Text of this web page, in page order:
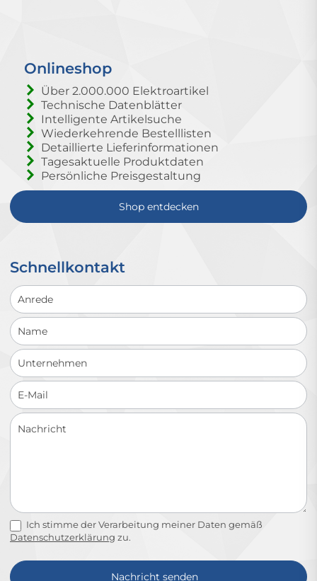
Onlineshop
Über 2.000.000 Elektroartikel
Technische Datenblätter
Intelligente Artikelsuche
Wiederkehrende Bestelllisten
Detaillierte Lieferinformationen
Tagesaktuelle Produktdaten
Persönliche Preisgestaltung
Shop entdecken
Schnellkontakt
Schnellkontakt
Ich stimme der Verarbeitung meiner Daten gemäß
Datenschutzerklärung zu.
Nachricht senden